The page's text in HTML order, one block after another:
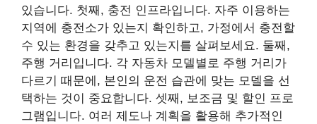
있습니다. 첫째, 충전 인프라입니다. 자주 이용하는
지역에 충전소가 있는지 확인하고, 가정에서 충전할
수 있는 환경을 갖추고 있는지를 살펴보세요. 둘째,
주행 거리입니다. 각 자동차 모델별로 주행 거리가
다르기 때문에, 본인의 운전 습관에 맞는 모델을 선
택하는 것이 중요합니다. 셋째, 보조금 및 할인 프로
그램입니다. 여러 제도나 계획을 활용해 추가적인